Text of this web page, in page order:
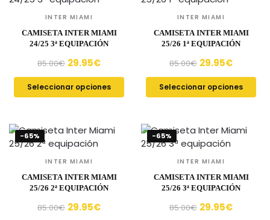
INTER MIAMI
CAMISETA INTER MIAMI
24/25 3ª EQUIPACIÓN
85.00€ 29.95€
Seleccionar opciones
INTER MIAMI
CAMISETA INTER MIAMI
25/26 1ª EQUIPACIÓN
85.00€ 29.95€
Seleccionar opciones
-65%
INTER MIAMI
CAMISETA INTER MIAMI
25/26 2ª EQUIPACIÓN
85.00€ 29.95€
-65%
INTER MIAMI
CAMISETA INTER MIAMI
25/26 3ª EQUIPACIÓN
85.00€ 29.95€